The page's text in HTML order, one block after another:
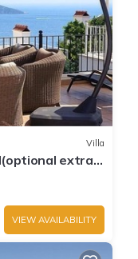
Villa
extra)
VIEW AVAILABILITY